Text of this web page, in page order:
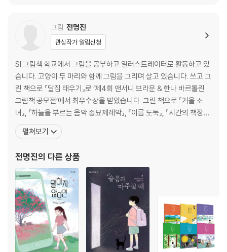
그림 전명진
관심작가 알림신청
SI 그림책 학교에서 그림을 공부하고 일러스트레이터로 활동하고 있
습니다. 고양이 두 마리와 함께 그림을 그리며 살고 있습니다. 쓰고 그
린 책으로 『달집 태우기』로 ‘제4회 앤서니 브라운 & 한나 바르톨린
그림책 공모전’에서 최우수상을 받았습니다. 그린 책으로 『거울 소
녀』, 『하늘을 부르는 음악 종묘제례악』, 『이름 도둑』, 『시간의 책장』,
『비빔밥 꽃 피었다』, 『우리 동네에 혹등고래가 산다』,『8021 괴담클
럽』, 『기억해 줘』, 『인어 소녀』, 『마지막 은빛여우』, 『그날의 기억』,
사 속 꽃 이야기』
펼쳐보기
전명진의 다른 상품